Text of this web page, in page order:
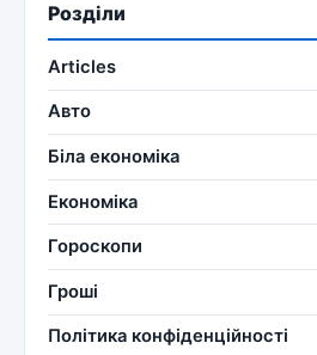
Розділи
Articles
Авто
Біла економіка
Економіка
Гороскопи
Гроші
Політика конфіденційності